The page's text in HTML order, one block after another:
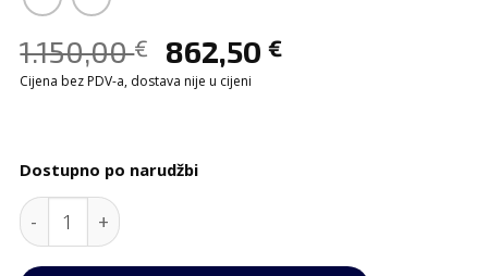
1.150,00€ 862,50 €
Cijena bez PDV-a, dostava nije u cijeni
Dostupno po narudžbi
Jednostruki digitalni grill s glatkim crnim pločama-